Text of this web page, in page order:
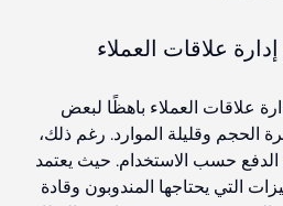
علاقات العملاء باهظًا لبعض
الحجم وقليلة الموارد. رغم ذلك،
حسب الاستخدام. حيث يعتمد
التي يحتاجها المندوبون وقادة